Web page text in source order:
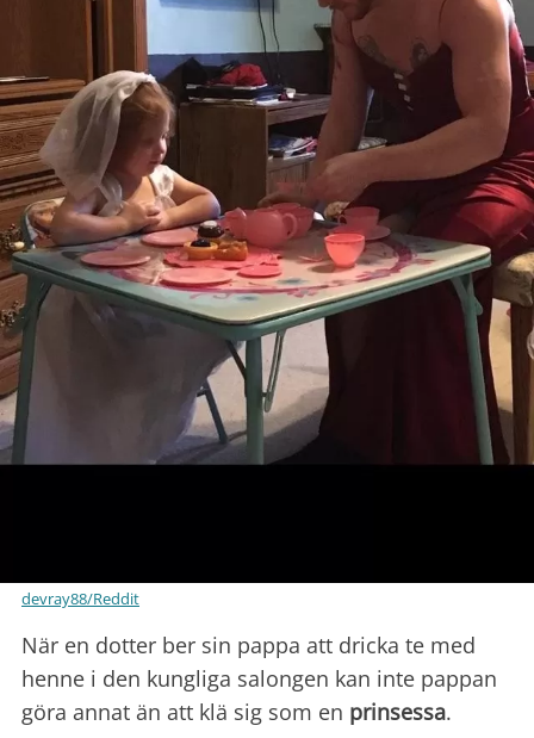
devray88/Reddit
När en dotter ber sin pappa att dricka te med
henne i den kungliga salongen kan inte pappan
göra annat än att klä sig som en prinsessa.